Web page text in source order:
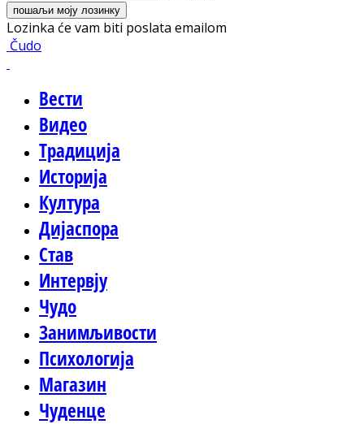
Lozinka će vam biti poslata emailom
Čudo
Вести
Видео
Традиција
Историја
Култура
Дијаспора
Став
Интервју
Чудо
Занимљивости
Психологија
Магазин
Чуденце